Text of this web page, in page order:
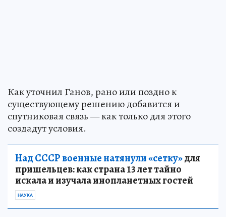
Как уточнил Ганов, рано или поздно к
существующему решению добавится и
спутниковая связь — как только для этого
создадут условия.
Над СССР военные натянули «сетку»для
пришельцев: как страна 13 лет тайно
искала и изучала инопланетных гостей
НАУКА